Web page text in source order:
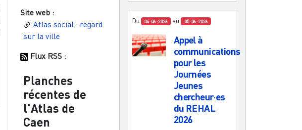
Site web :
Atlas social : regard
sur la ville
Flux RSS :
Planches
récentes de
l'Atlas de
Caen
Du 04-06-2026 au 05-06-2026
Appel à
communications
pour les
Journées
Jeunes
chercheur·es
du REHAL
2026